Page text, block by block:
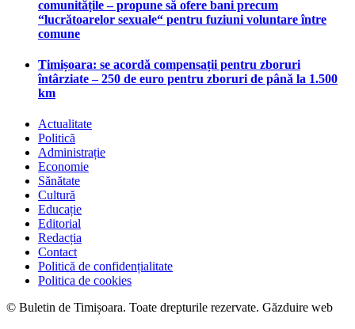
comunitățile – propune să ofere bani precum
“lucrătoarelor sexuale“ pentru fuziuni voluntare între
comune
Timișoara: se acordă compensații pentru zboruri
întârziate – 250 de euro pentru zboruri de până la 1.500
km
Actualitate
Politică
Administrație
Economie
Sănătate
Cultură
Educație
Editorial
Redacția
Contact
Politică de confidențialitate
Politica de cookies
© Buletin de Timișoara. Toate drepturile rezervate. Găzduire web